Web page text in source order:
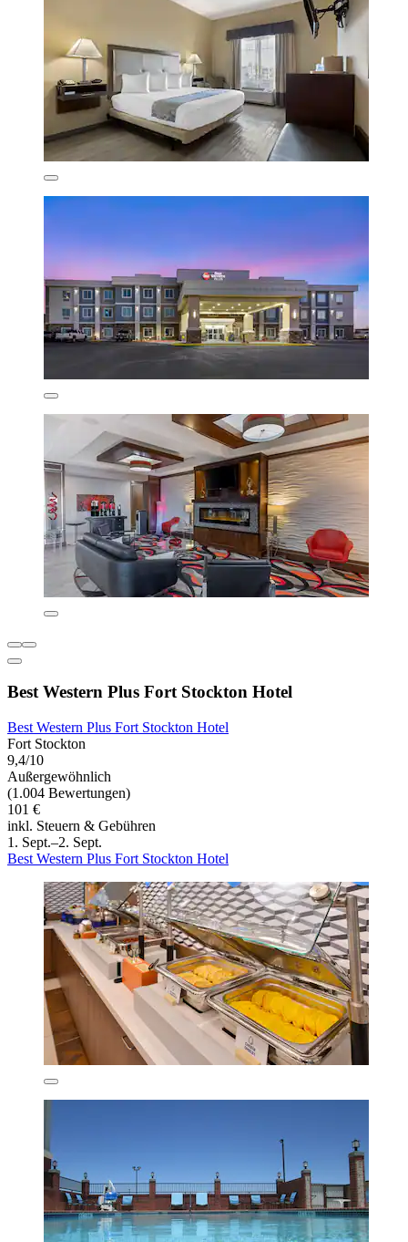
Best Western Plus Fort Stockton Hotel
Best Western Plus Fort Stockton Hotel
Fort Stockton
9,4/10
Außergewöhnlich
(1.004 Bewertungen)
101 €
inkl. Steuern & Gebühren
1. Sept.–2. Sept.
Best Western Plus Fort Stockton Hotel